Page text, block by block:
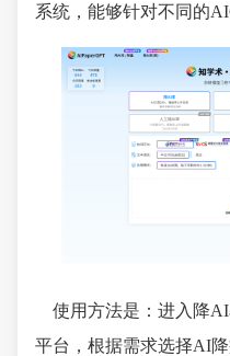
系统，能够针对不同的
使用方法是：进入降
平台，根据需求选择AI